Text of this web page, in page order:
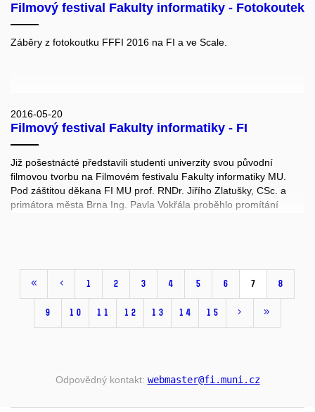
Nechyběl ani srdceryvný příběh přátelství dvou plyšáků, z nichž
Roztomilé kočičky. LeMUr.mu, 24.5.2016. http://lemur.mu)
Filmový festival Fakulty informatiky - Fotokoutek
Záběry z fotokoutku FFFI 2016 na FI a ve Scale.
2016-05-20
Filmový festival Fakulty informatiky - FI
Již pošestnácté představili studenti univerzity svou původní
filmovou tvorbu na Filmovém festivalu Fakulty informatiky MU.
Pod záštitou děkana FI MU prof. RNDr. Jiřího Zlatušky, CSc. a
primátora města Brna Ing. Pavla Vokřála proběhlo promítání
PV113 Produkce audiovizuálního díla. První místo v diváckém
vypráví o touze ovládat naše blízké. Druhé místo získal
Distingovaný pán o bizarním večeru hlavního hrdiny. Třetí příčku
cute_cats.avi
1 2 3 4 5 6 7 8
9 10 11 12 13 14 15
Odpovědný kontakt: webmaster@fi .muni .cz